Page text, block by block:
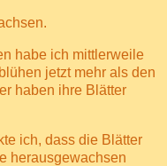
habe ich mittlerweile
jetzt mehr als den
haben ihre Blätter
ich, dass die Blätter
herausgewachsen